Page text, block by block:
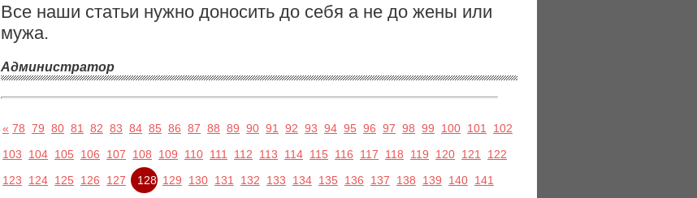
Все наши статьи нужно доносить до себя а не до жены или
мужа.
Администратор
« 78 79 80 81 82 83 84 85 86 87 88 89 90 91 92 93 94 95 96 97 98 99 100 101
102
103
104 105 106 107 108 109 110 111 112 113 114 115 116 117 118 119 120 121
122
123
124 125 126 127 128 129 130 131 132 133 134 135 136 137 138 139 140 141